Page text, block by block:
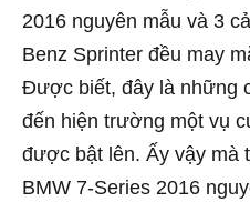
2016 nguyên mẫu và 3
Benz Sprinter đều may
Được biết, đây là những
đến hiện trường một vụ
được bật lên. Ấy vậy mà
BMW 7-Series 2016